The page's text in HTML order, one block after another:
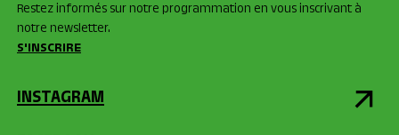
Restez informés sur notre programmation en vous inscrivant à
notre newsletter.
S'INSCRIRE
INSTAGRAM